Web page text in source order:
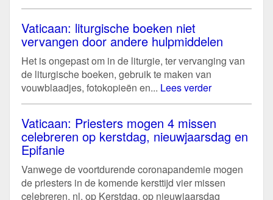
Vaticaan: liturgische boeken niet
vervangen door andere hulpmiddelen
Het is ongepast om in de liturgie, ter vervanging van
de liturgische boeken, gebruik te maken van
vouwblaadjes, fotokopieën en... Lees verder
Vaticaan: Priesters mogen 4 missen
celebreren op kerstdag, nieuwjaarsdag en
Epifanie
Vanwege de voortdurende coronapandemie mogen
de priesters in de komende kersttijd vier missen
celebreren, nl. op Kerstdag, op nieuwjaarsdag